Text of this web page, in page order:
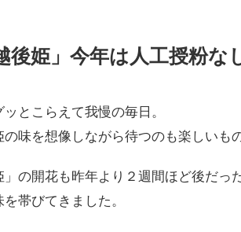
姫」今年は人工授粉な
とこらえて我慢の毎日。
味を想像しながら待つのも楽しいも
の開花も昨年より２週間ほど後だっ
帯びてきました。